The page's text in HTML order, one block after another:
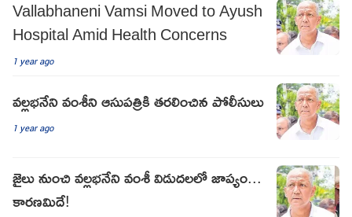
Vallabhaneni Vamsi Moved to Ayush
Hospital Amid Health Concerns
1 year ago
వల్లభనేని వంశీని ఆసుపత్రికి తరలించిన పోలీసులు
1 year ago
జైలు నుంచి వల్లభనేని వంశీ విడుదలలో జాప్యం...
కారణమిదే!